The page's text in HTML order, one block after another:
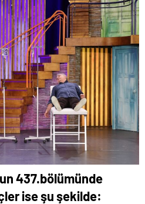
437.bölümünde
ise şu şekilde: